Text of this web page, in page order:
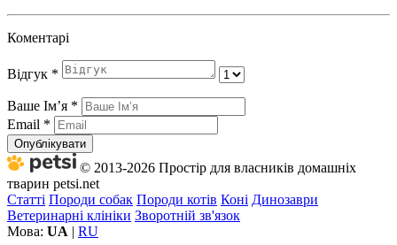
Коментарі
Відгук *
Ваше Імʼя *
Email *
Опублікувати
© 2013-2026 Простір для власників домашніх
тварин petsi.net
Статті Породи собак Породи котів Коні Динозаври
Ветеринарні клініки Зворотній зв'язок
Мова: UA | RU